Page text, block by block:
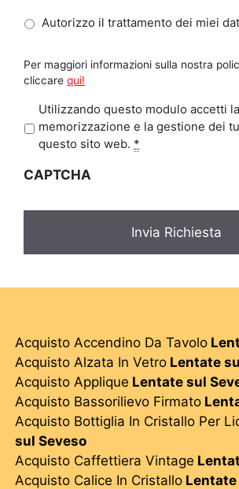
Autorizzo il trattamento dei miei
Per maggiori informazioni sulla nostra
cliccare qui!
r
a
y
Utilizzando questo modulo accetti la
memorizzazione e la gestione dei
questo sito web. *
CAPTCHA
Acquisto Accendino Da Tavolo
Acquisto Alzata In Vetro Lentate
Acquisto Applique Lentate sul
Acquisto Bassorilievo Firmato
Acquisto Bottiglia In Cristallo Per
sul Seveso
Acquisto Caffettiera Vintage
Acquisto Calice In Cristallo Lentate